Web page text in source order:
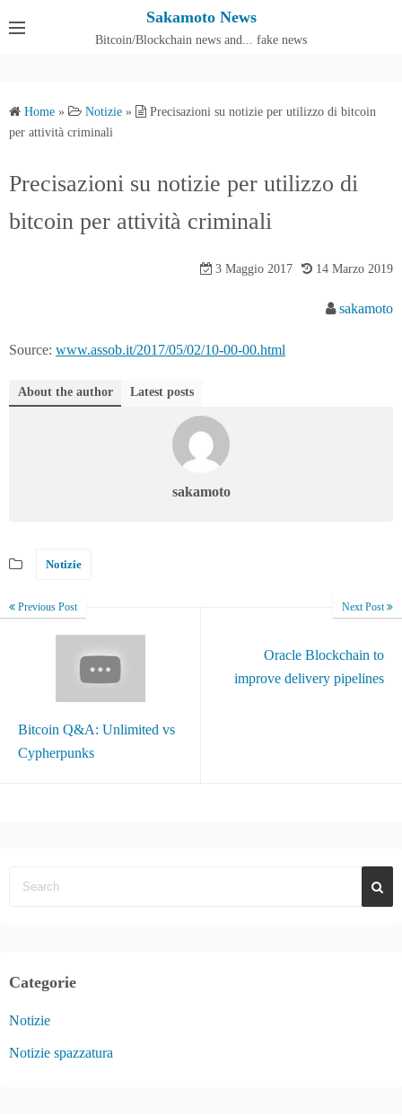
Sakamoto News
Bitcoin/Blockchain news and... fake news
Home » Notizie »
Precisazioni su notizie per utilizzo di bitcoin
per attività criminali
Precisazioni su notizie per utilizzo di
bitcoin per attività criminali
3 Maggio 2017 14 Marzo 2019
sakamoto
Source: www.assob.it/2017/05/02/10-00-00.html
About the author Latest posts
sakamoto
Notizie
Previous Post
Bitcoin Q&A: Unlimited vs
Cypherpunks
Next Post
Oracle Blockchain to
improve delivery pipelines
Categorie
Notizie
Notizie spazzatura